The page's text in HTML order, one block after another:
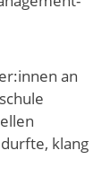
an
klang